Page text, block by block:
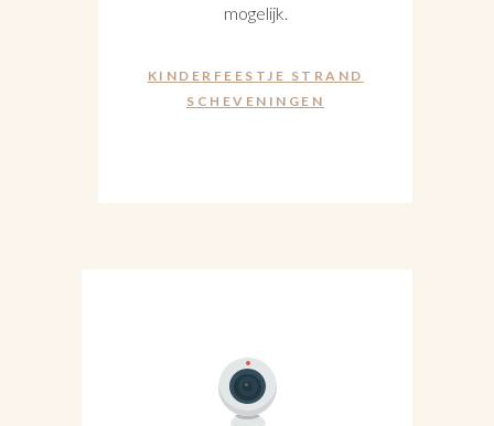
mogelijk.
KINDERFEESTJE STRAND
SCHEVENINGEN